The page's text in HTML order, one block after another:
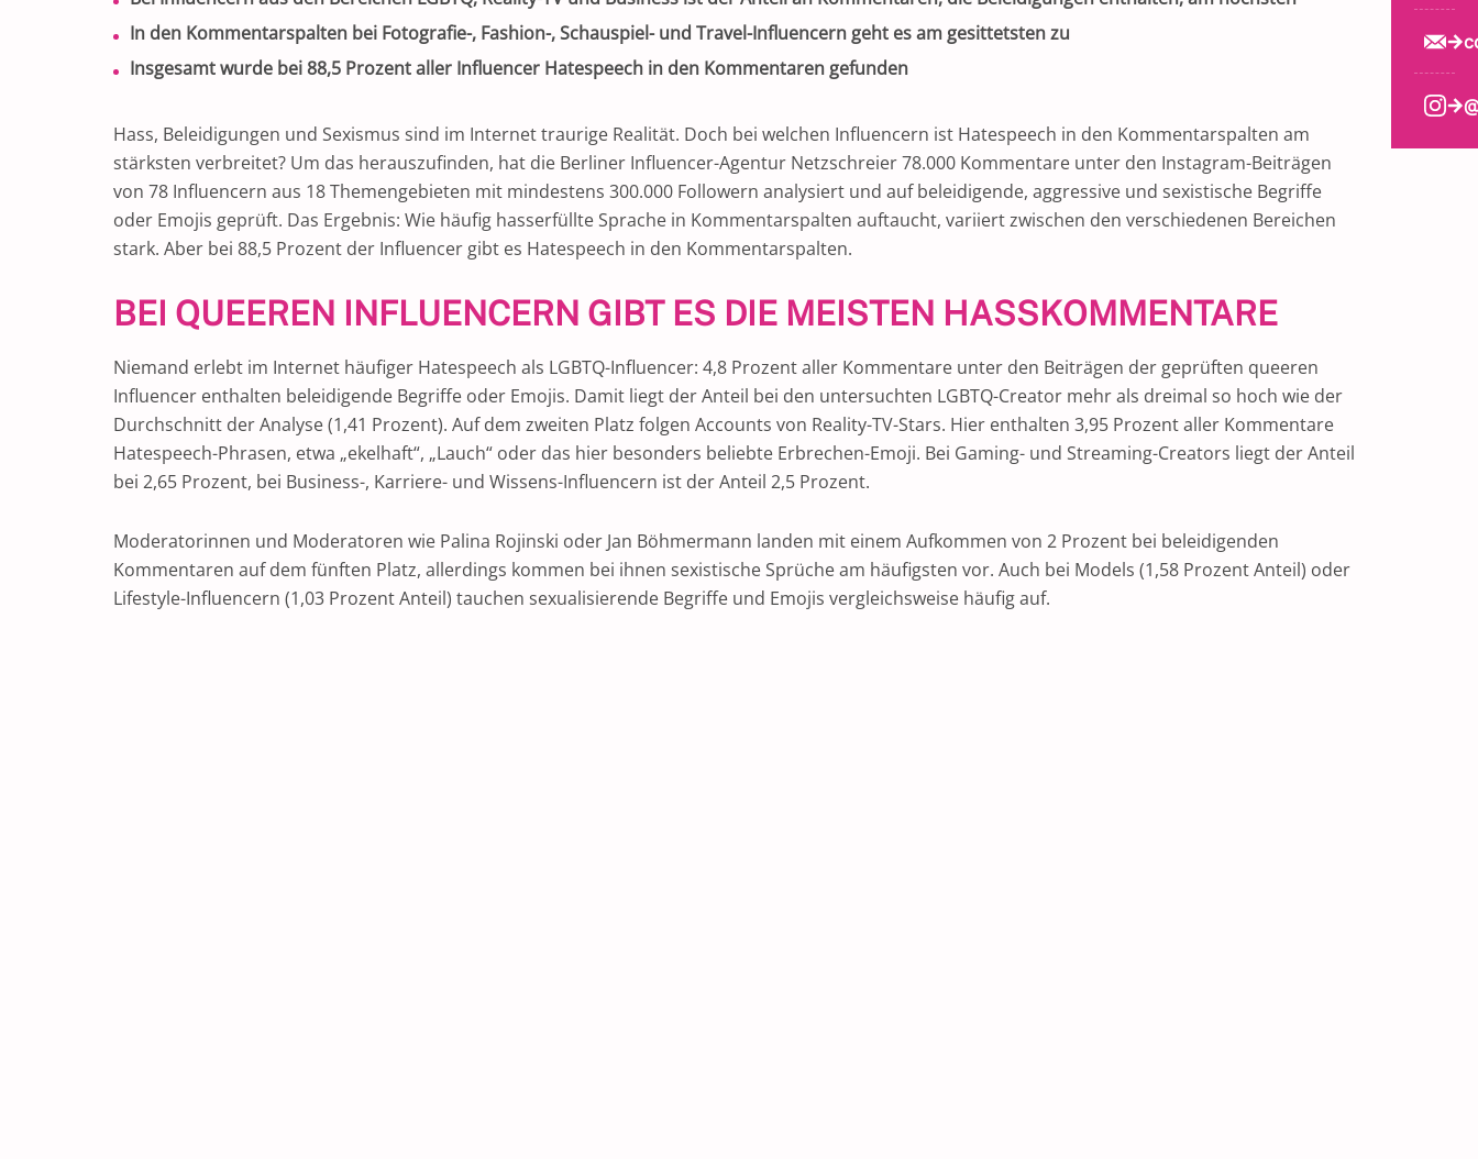
In den Kommentarspalten bei Fotografie-, Fashion-, Schauspiel- und Travel-Influencern geht es am gesittetsten zu
Insgesamt wurde bei 88,5 Prozent aller Influencer Hatespeech in den Kommentaren gefunden
Hass, Beleidigungen und Sexismus sind im Internet traurige Realität. Doch bei welchen Influencern ist Hatespeech in den Kommentarspalten am
stärksten verbreitet? Um das herauszufinden, hat die Berliner Influencer-Agentur Netzschreier 78.000 Kommentare unter den Instagram-Beiträgen
von 78 Influencern aus 18 Themengebieten mit mindestens 300.000 Followern analysiert und auf beleidigende, aggressive und sexistische Begriffe
oder Emojis geprüft. Das Ergebnis: Wie häufig hasserfüllte Sprache in Kommentarspalten auftaucht, variiert zwischen den verschiedenen Bereichen
stark. Aber bei 88,5 Prozent der Influencer gibt es Hatespeech in den Kommentarspalten.
BEI QUEEREN INFLUENCERN GIBT ES DIE MEISTEN HASSKOMMENTARE
Niemand erlebt im Internet häufiger Hatespeech als LGBTQ-Influencer: 4,8 Prozent aller Kommentare unter den Beiträgen der geprüften queeren
Influencer enthalten beleidigende Begriffe oder Emojis. Damit liegt der Anteil bei den untersuchten LGBTQ-Creator mehr als dreimal so hoch wie der
Durchschnitt der Analyse (1,41 Prozent). Auf dem zweiten Platz folgen Accounts von Reality-TV-Stars. Hier enthalten 3,95 Prozent aller Kommentare
Hatespeech-Phrasen, etwa „ekelhaft“, „Lauch“ oder das hier besonders beliebte Erbrechen-Emoji. Bei Gaming- und Streaming-Creators liegt der Anteil
bei 2,65 Prozent, bei Business-, Karriere- und Wissens-Influencern ist der Anteil 2,5 Prozent.
Moderatorinnen und Moderatoren wie Palina Rojinski oder Jan Böhmermann landen mit einem Aufkommen von 2 Prozent bei beleidigenden
Kommentaren auf dem fünften Platz, allerdings kommen bei ihnen sexistische Sprüche am häufigsten vor. Auch bei Models (1,58 Prozent Anteil) oder
Lifestyle-Influencern (1,03 Prozent Anteil) tauchen sexualisierende Begriffe und Emojis vergleichsweise häufig auf.